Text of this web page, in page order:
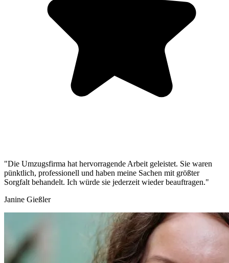
"Die Umzugsfirma hat hervorragende Arbeit geleistet. Sie waren
pünktlich, professionell und haben meine Sachen mit größter
Sorgfalt behandelt. Ich würde sie jederzeit wieder beauftragen."
Janine Gießler